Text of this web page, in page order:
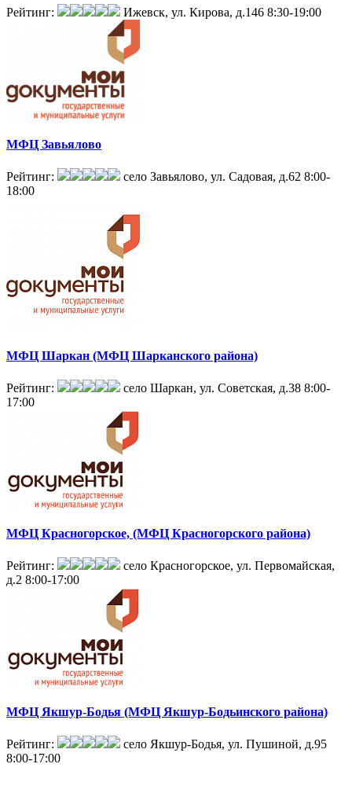
Рейтинг: Ижевск, ул. Кирова, д.146 8:30-19:00
МФЦ Завьялово
Рейтинг: село Завьялово, ул. Садовая, д.62 8:00-
18:00
МФЦ Шаркан (МФЦ Шарканского района)
Рейтинг: село Шаркан, ул. Советская, д.38 8:00-
17:00
МФЦ Красногорское, (МФЦ Красногорского района)
Рейтинг:
село Красногорское, ул. Первомайская,
д.2 8:00-17:00
МФЦ Якшур-Бодья (МФЦ Якшур-Бодьинского района)
Рейтинг:
село Якшур-Бодья, ул. Пушиной, д.95
8:00-17:00